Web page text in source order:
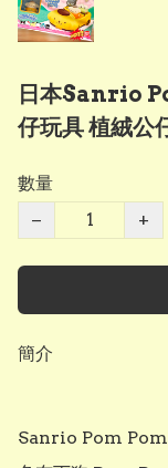
日本Sanrio
仔玩具 植絨公
數量
−
+
簡介
Sanrio Pom Pom